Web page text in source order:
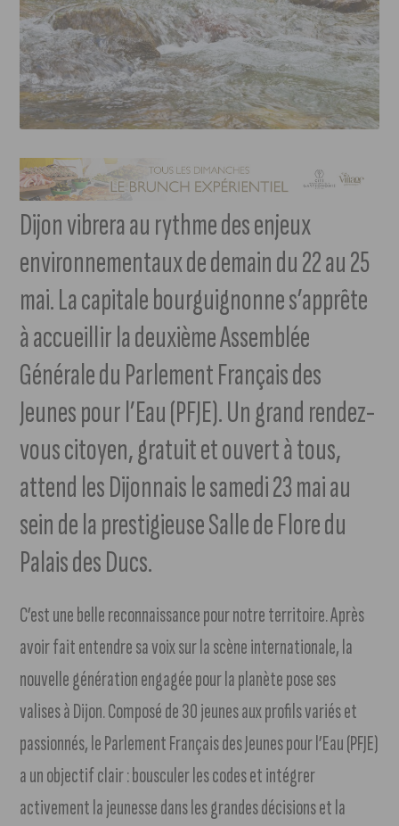
Dijon vibrera au rythme des enjeux
environnementaux de demain du 22 au 25
mai. La capitale bourguignonne s’apprête
à accueillir la deuxième Assemblée
Générale du Parlement Français des
Jeunes pour l’Eau (PFJE). Un grand rendez-
vous citoyen, gratuit et ouvert à tous,
attend les Dijonnais le samedi 23 mai au
sein de la prestigieuse Salle de Flore du
Palais des Ducs.
C’est une belle reconnaissance pour notre territoire. Après
avoir fait entendre sa voix sur la scène internationale, la
nouvelle génération engagée pour la planète pose ses
valises à Dijon. Composé de 30 jeunes aux profils variés et
passionnés, le Parlement Français des Jeunes pour l’Eau (PFJE)
a un objectif clair : bousculer les codes et intégrer
activement la jeunesse dans les grandes décisions et la